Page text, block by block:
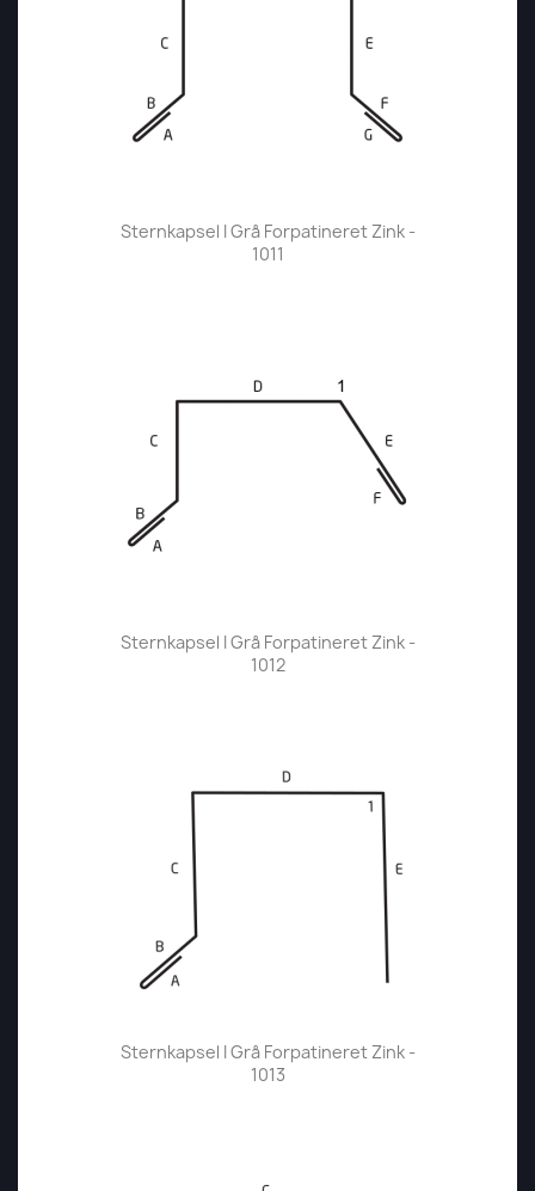
Sternkapsel I Grå Forpatineret Zink -
1011
Sternkapsel I Grå Forpatineret Zink -
1012
Sternkapsel I Grå Forpatineret Zink -
1013